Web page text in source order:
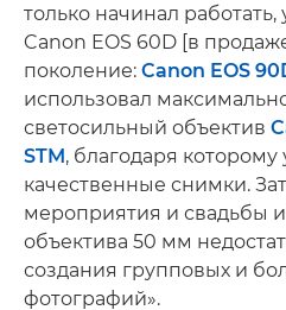
только начинал
Canon EOS 60D [в
поколение: Canon EOS
использовал
светосильный объектив
STM, благодаря
качественные снимки.
мероприятия и свадьбы
объектива 50 мм
создания групповых и
фотографий».